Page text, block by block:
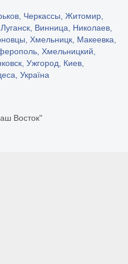
Черкассы, Житомир,
Винница, Николаев,
Хмельницк, Макеевка,
Хмельницкий,
Ужгород, Киев,
Україна
Восток"